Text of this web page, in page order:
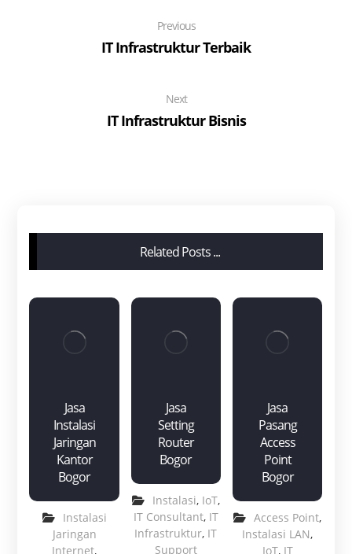
Previous
IT Infrastruktur Terbaik
Next
IT Infrastruktur Bisnis
Related Posts ...
Jasa
Instalasi
Jaringan
Kantor
Bogor
Instalasi
Jaringan
Internet,
Jasa
Setting
Router
Bogor
Instalasi, IoT,
IT Consultant, IT
Infrastruktur, IT
Support
Jasa
Pasang
Access
Point
Bogor
Access Point,
Instalasi LAN,
IoT, IT